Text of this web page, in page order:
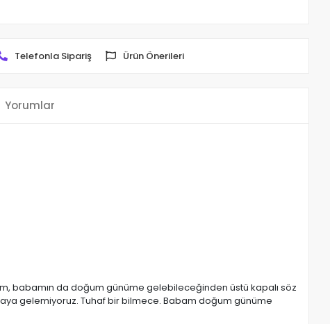
Telefonla Sipariş Ürün Önerileri
Yorumlar
babamın da doğum günüme gelebileceğinden üstü kapalı söz
gelemiyoruz. Tuhaf bir bilmece. Babam doğum günüme